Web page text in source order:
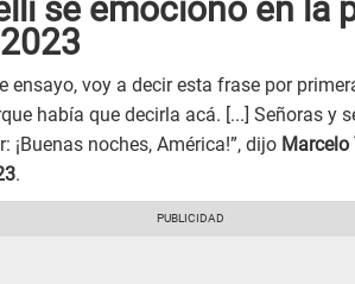
se emocionó en la
ensayo, voy a decir esta frase por
había que decirla acá. [...] Señoras y
¡Buenas noches, América!”, dijo
.